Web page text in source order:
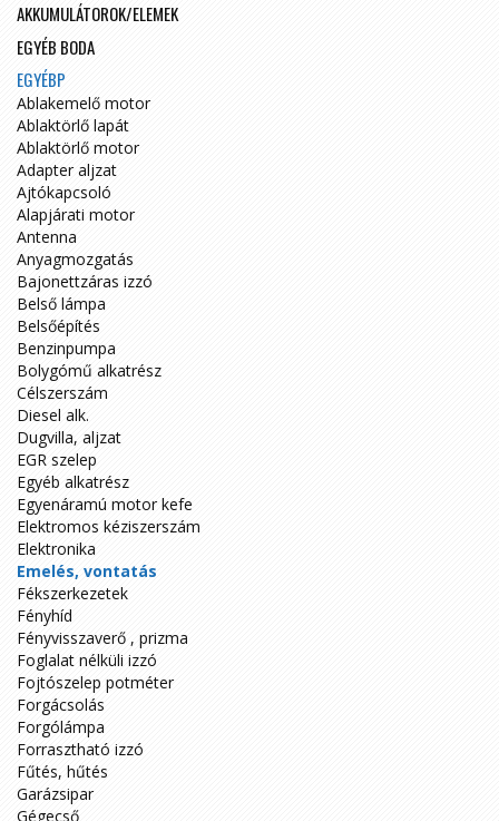
AKKUMULÁTOROK/ELEMEK
EGYÉB BODA
EGYÉBP
Ablakemelő motor
Ablaktörlő lapát
Ablaktörlő motor
Adapter aljzat
Ajtókapcsoló
Alapjárati motor
Antenna
Anyagmozgatás
Bajonettzáras izzó
Belső lámpa
Belsőépítés
Benzinpumpa
Bolygómű alkatrész
Célszerszám
Diesel alk.
Dugvilla, aljzat
EGR szelep
Egyéb alkatrész
Egyenáramú motor kefe
Elektromos kéziszerszám
Elektronika
Emelés, vontatás
Fékszerkezetek
Fényhíd
Fényvisszaverő , prizma
Foglalat nélküli izzó
Fojtószelep potméter
Forgácsolás
Forgólámpa
Forrasztható izzó
Fűtés, hűtés
Garázsipar
Gégecső